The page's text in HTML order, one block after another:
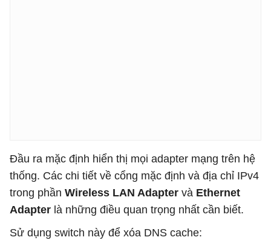
Đầu ra mặc định hiển thị mọi adapter mạng trên hệ
thống. Các chi tiết về cổng mặc định và địa chỉ IPv4
trong phần Wireless LAN Adapter và Ethernet
Adapter là những điều quan trọng nhất cần biết.
Sử dụng switch này để xóa DNS cache: